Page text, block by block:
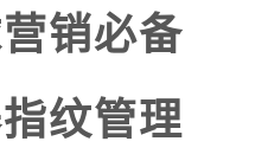
销必备
纹管理